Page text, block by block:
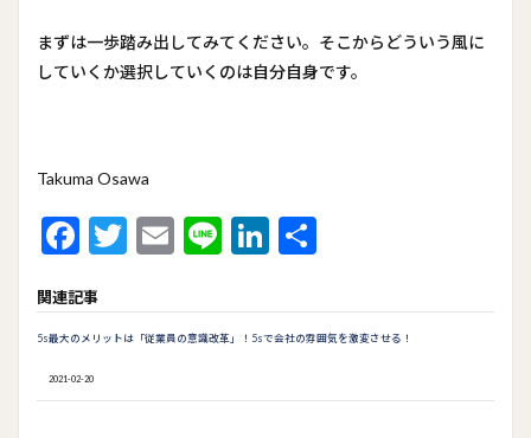
まずは一歩踏み出してみてください。そこからどういう風に
していくか選択していくのは自分自身です。
Takuma Osawa
F
e
b
o
T
itt
er
E
ai
l
Li
e
Li
ke
dI
関連記事
5s最大のメリットは「従業員の意識改革」！5sで会社の雰囲気を激変させる！
2021-02-20